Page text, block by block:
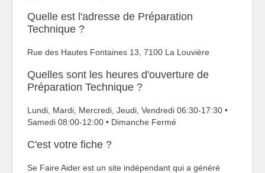
Quelle est l'adresse de Préparation
Technique ?
Rue des Hautes Fontaines 13, 7100 La Louvière
Quelles sont les heures d'ouverture de
Préparation Technique ?
Lundi, Mardi, Mercredi, Jeudi, Vendredi 06:30-17:30 •
Samedi 08:00-12:00 • Dimanche Fermé
C'est votre fiche ?
Se Faire Aider est un site indépendant qui a généré